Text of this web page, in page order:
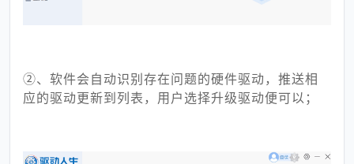
②、软件会自动识别存在问题的硬件驱动，推送相
应的驱动更新到列表，用户选择升级驱动便可以；